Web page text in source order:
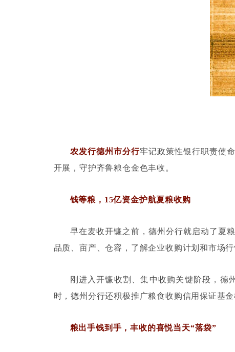
农发行德州市分行牢记政策性银行职责使
开展，守护齐鲁粮仓金色丰收。
钱等粮， 15亿资金护航夏粮收购
早在麦收开镰之前，德州分行就启动了夏
品质、亩产、仓容，了解企业收购计划和市场
刚进入开镰收割、集中收购关键阶段，德
时，德州分行还积极推广粮食收购信用保证基
粮出手钱到手，丰收的喜悦当天“落袋”